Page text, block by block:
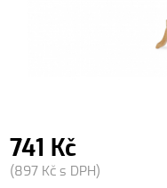
741 Kč
(897 Kč s DPH)